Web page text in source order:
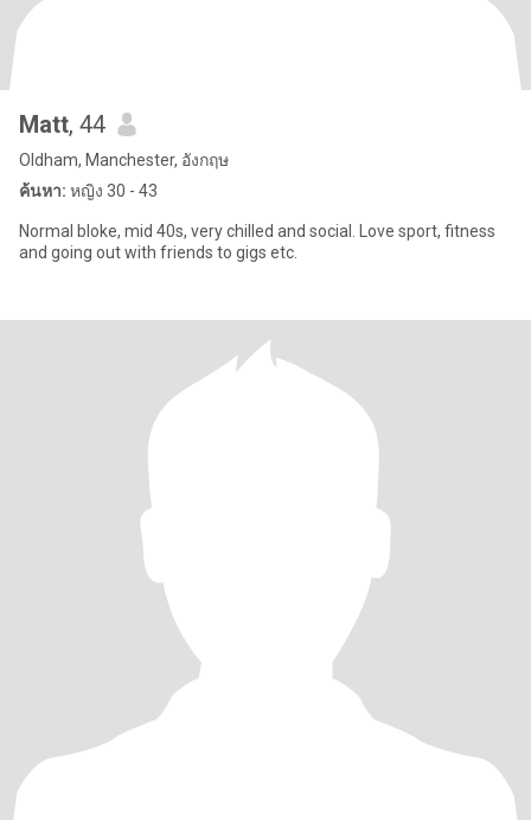
Matt, 44
Oldham, Manchester, อังกฤษ
ค้นหา: หญิง 30 - 43
Normal bloke, mid 40s, very chilled and social. Love sport, fitness
and going out with friends to gigs etc.